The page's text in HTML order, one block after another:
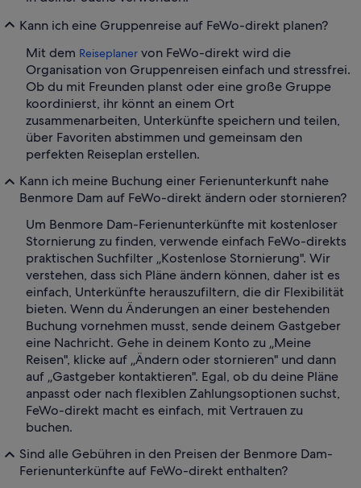
Kann ich eine Gruppenreise auf FeWo-direkt planen?
Mit dem Reiseplaner von FeWo-direkt wird die
Organisation von Gruppenreisen einfach und stressfrei.
Ob du mit Freunden planst oder eine große Gruppe
koordinierst, ihr könnt an einem Ort
zusammenarbeiten, Unterkünfte speichern und teilen,
über Favoriten abstimmen und gemeinsam den
perfekten Reiseplan erstellen.
Kann ich meine Buchung einer Ferienunterkunft nahe
Benmore Dam auf FeWo-direkt ändern oder stornieren?
Um Benmore Dam-Ferienunterkünfte mit kostenloser
Stornierung zu finden, verwende einfach FeWo-direkts
praktischen Suchfilter „Kostenlose Stornierung". Wir
verstehen, dass sich Pläne ändern können, daher ist es
einfach, Unterkünfte herauszufiltern, die dir Flexibilität
bieten. Wenn du Änderungen an einer bestehenden
Buchung vornehmen musst, sende deinem Gastgeber
eine Nachricht. Gehe in deinem Konto zu „Meine
Reisen", klicke auf „Ändern oder stornieren" und dann
auf „Gastgeber kontaktieren". Egal, ob du deine Pläne
anpasst oder nach flexiblen Zahlungsoptionen suchst,
FeWo-direkt macht es einfach, mit Vertrauen zu
buchen.
Sind alle Gebühren in den Preisen der Benmore Dam-
Ferienunterkünfte auf FeWo-direkt enthalten?